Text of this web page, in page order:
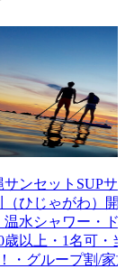
サンセットSUP
（ひじゃがわ）
温水シャワー・ド
歳以上・1名可・
・グループ割/家